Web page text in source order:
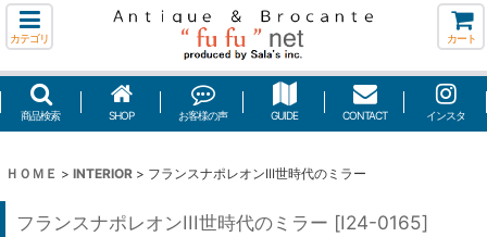
カテゴリ カート
商品検索 SHOP お客様の声 GUIDE CONTACT インスタ
ＨＯＭＥ > INTERIOR > フランスナポレオンIII世時代のミラー
フランスナポレオンIII世時代のミラー [I24-0165]